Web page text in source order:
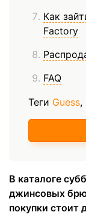
Как
Factory
FAQ
Теги Guess,
В каталоге
джинсовых
покупки стоит